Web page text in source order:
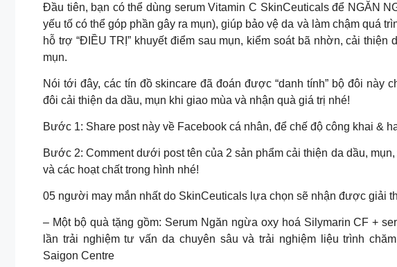
Đầu tiên, bạn có thể dùng serum Vitamin C SkinCeuticals để NGĂN
yếu tố có thể góp phần gây ra mụn), giúp bảo vệ da và làm chậm quá
hỗ trợ “ĐIỀU TRỊ” khuyết điểm sau mụn, kiểm soát bã nhờn, cải
mụn.
Nói tới đây, các tín đồ skincare đã đoán được “danh tính” bộ đôi này
đôi cải thiện da dầu, mụn khi giao mùa và nhận quà giá trị nhé!
Bước 1: Share post này về Facebook cá nhân, để chế độ công khai &
Bước 2: Comment dưới post tên của 2 sản phẩm cải thiện da dầu,
và các hoạt chất trong hình nhé!
05 người may mắn nhất do SkinCeuticals lựa chọn sẽ nhận được giải
– Một bộ quà tặng gồm: Serum Ngăn ngừa oxy hoá Silymarin CF +
lần trải nghiệm tư vấn da chuyên sâu và trải nghiệm liệu trình
Saigon Centre